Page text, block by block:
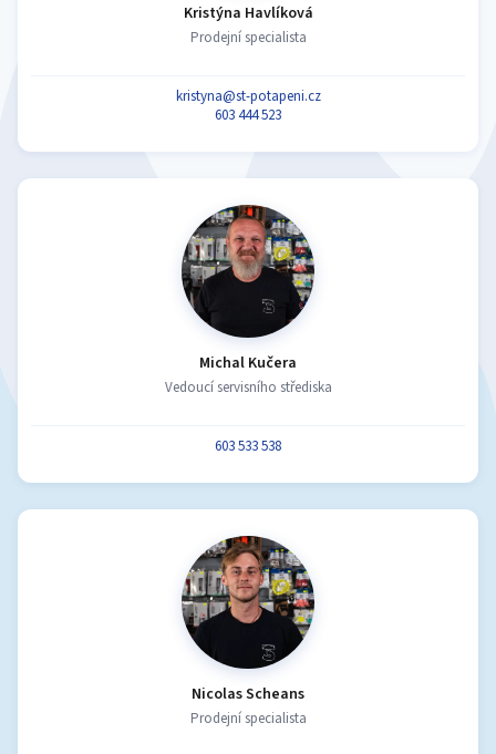
Kristýna Havlíková
Prodejní specialista
kristyna@st-potapeni.cz
603 444 523
Michal Kučera
Vedoucí servisního střediska
603 533 538
Nicolas Scheans
Prodejní specialista